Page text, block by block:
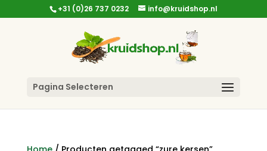
+31 (0)26 737 0232 info@kruidshop.nl
Pagina Selecteren